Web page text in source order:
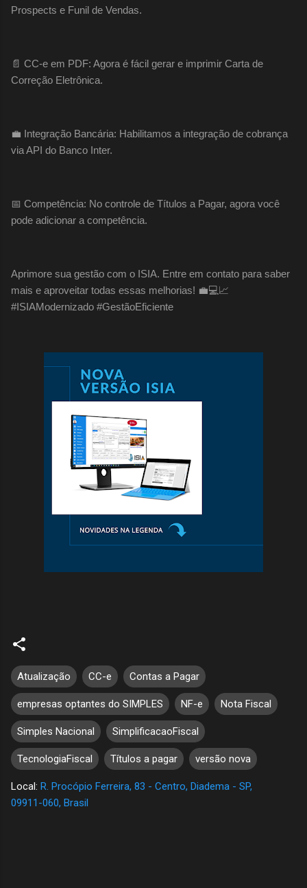
Prospects e Funil de Vendas.
📄 CC-e em PDF: Agora é fácil gerar e imprimir Carta de
Correção Eletrônica.
💼 Integração Bancária: Habilitamos a integração de cobrança
via API do Banco Inter.
📅 Competência: No controle de Títulos a Pagar, agora você
pode adicionar a competência.
Aprimore sua gestão com o ISIA. Entre em contato para saber
mais e aproveitar todas essas melhorias! 💼💻📈
#ISIAModernizado #GestãoEficiente
Atualização CC-e Contas a Pagar
empresas optantes do SIMPLES NF-e Nota Fiscal
Simples Nacional SimplificacaoFiscal
TecnologiaFiscal Títulos a pagar versão nova
Local: R. Procópio Ferreira, 83 - Centro, Diadema - SP,
09911-060, Brasil